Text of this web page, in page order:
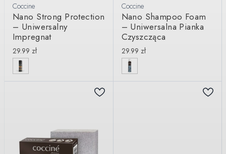
Coccine
Nano Strong Protection
– Uniwersalny
Impregnat
29.99 zł
Coccine
Nano Shampoo Foam
– Uniwersalna Pianka
Czyszcząca
29.99 zł